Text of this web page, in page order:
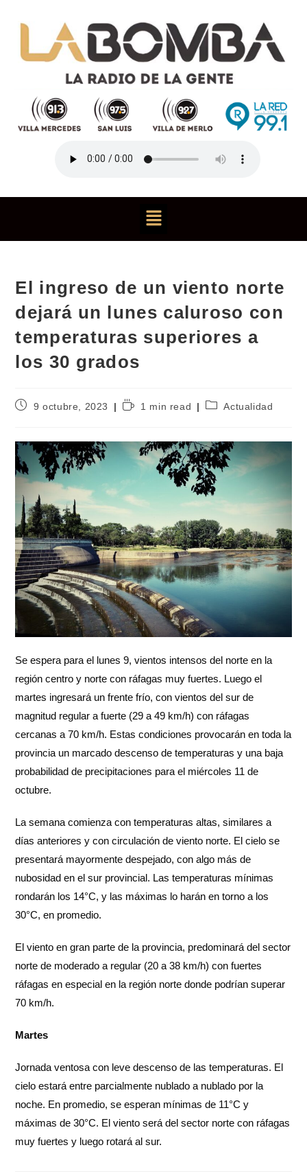
El ingreso de un viento norte
dejará un lunes caluroso con
temperaturas superiores a
los 30 grados
9 octubre, 2023 1 min read Actualidad
Se espera para el lunes 9, vientos intensos del norte en la
región centro y norte con ráfagas muy fuertes. Luego el
martes ingresará un frente frío, con vientos del sur de
magnitud regular a fuerte (29 a 49 km/h) con ráfagas
cercanas a 70 km/h. Estas condiciones provocarán en toda la
provincia un marcado descenso de temperaturas y una baja
probabilidad de precipitaciones para el miércoles 11 de
octubre.
La semana comienza con temperaturas altas, similares a
días anteriores y con circulación de viento norte. El cielo se
presentará mayormente despejado, con algo más de
nubosidad en el sur provincial. Las temperaturas mínimas
rondarán los 14°C, y las máximas lo harán en torno a los
30°C, en promedio.
El viento en gran parte de la provincia, predominará del sector
norte de moderado a regular (20 a 38 km/h) con fuertes
ráfagas en especial en la región norte donde podrían superar
70 km/h.
Martes
Jornada ventosa con leve descenso de las temperaturas. El
cielo estará entre parcialmente nublado a nublado por la
noche. En promedio, se esperan mínimas de 11°C y
máximas de 30°C. El viento será del sector norte con ráfagas
muy fuertes y luego rotará al sur.